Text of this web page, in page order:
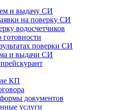
и выдачу СИ
на поверку СИ
водосчетчиков
поверки СИ
и выдачи СИ
КП
документов
услуги